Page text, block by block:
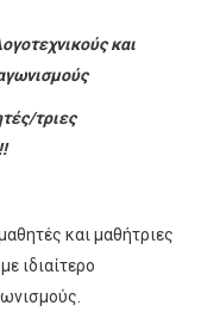
και
τριες
και μαθήτριες
ιδιαίτερο